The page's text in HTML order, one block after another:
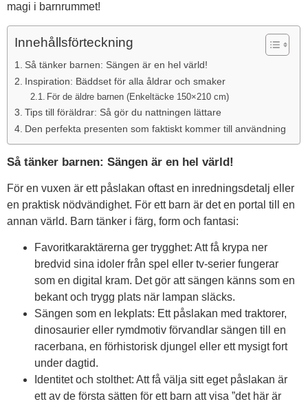
magi i barnrummet!
Innehållsförteckning
Så tänker barnen: Sängen är en hel värld!
Inspiration: Bäddset för alla åldrar och smaker
För de äldre barnen (Enkeltäcke 150×210 cm)
Tips till föräldrar: Så gör du nattningen lättare
Den perfekta presenten som faktiskt kommer till användning
Så tänker barnen: Sängen är en hel värld!
För en vuxen är ett påslakan oftast en inredningsdetalj eller
en praktisk nödvändighet. För ett barn är det en portal till en
annan värld. Barn tänker i färg, form och fantasi:
Favoritkaraktärerna ger trygghet: Att få krypa ner
bredvid sina idoler från spel eller tv-serier fungerar
som en digital kram. Det gör att sängen känns som en
bekant och trygg plats när lampan släcks.
Sängen som en lekplats: Ett påslakan med traktorer,
dinosaurier eller rymdmotiv förvandlar sängen till en
racerbana, en förhistorisk djungel eller ett mysigt fort
under dagtid.
Identitet och stolthet: Att få välja sitt eget påslakan är
ett av de första sätten för ett barn att visa ”det här är